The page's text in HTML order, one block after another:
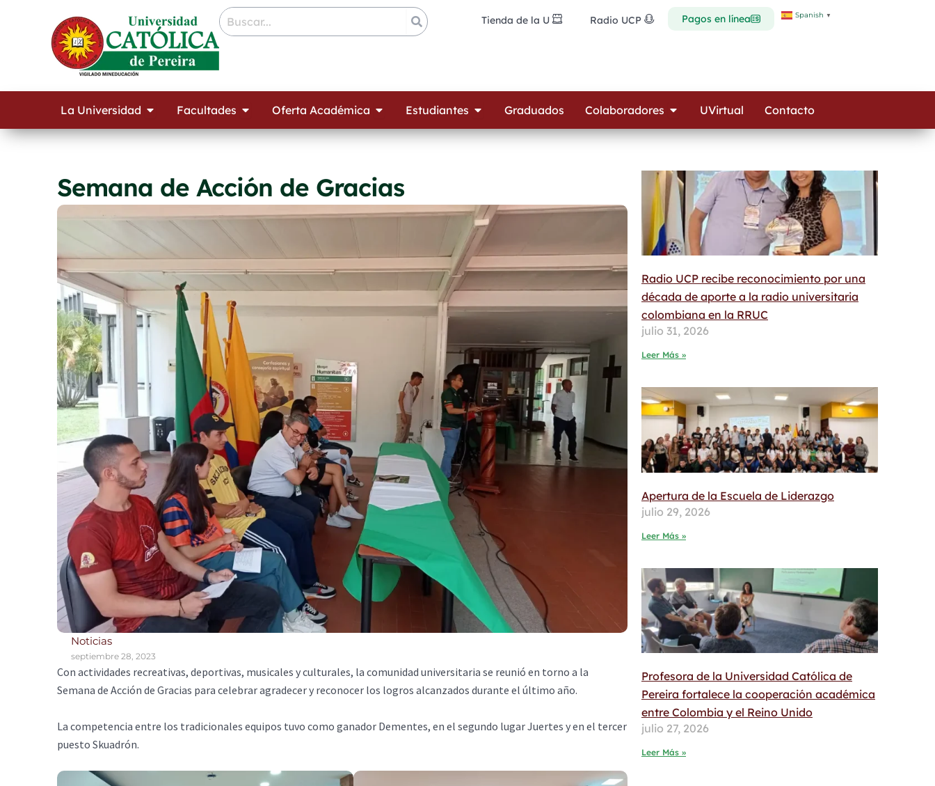
Tienda de la U Radio UCP Pagos en línea Spanish ▼
La Universidad Open La Universidad
Facultades Open Facultades
Oferta Académica Open Oferta Académica
Estudiantes Open Estudiantes
Graduados Colaboradores Open Colaboradores
UVirtual Contacto
Semana de Acción de Gracias
Noticias
septiembre 28, 2023
Con actividades recreativas, deportivas, musicales y culturales, la comunidad universitaria se reunió en torno a la
Semana de Acción de Gracias para celebrar agradecer y reconocer los logros alcanzados durante el último año.
La competencia entre los tradicionales equipos tuvo como ganador Dementes, en el segundo lugar Juertes y en el tercer
puesto Skuadrón.
Radio UCP recibe reconocimiento por una
década de aporte a la radio universitaria
colombiana en la RRUC
julio 31, 2026
Leer Más »
Apertura de la Escuela de Liderazgo
julio 29, 2026
Leer Más »
Profesora de la Universidad Católica de
Pereira fortalece la cooperación académica
entre Colombia y el Reino Unido
julio 27, 2026
Leer Más »